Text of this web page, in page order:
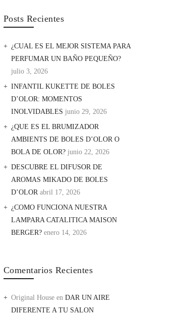
Posts Recientes
¿CUAL ES EL MEJOR SISTEMA PARA
PERFUMAR UN BAÑO PEQUEÑO?
julio 3, 2026
INFANTIL KUKETTE DE BOLES
D’OLOR: MOMENTOS
INOLVIDABLES junio 29, 2026
¿QUE ES EL BRUMIZADOR
AMBIENTS DE BOLES D’OLOR O
BOLA DE OLOR? junio 22, 2026
DESCUBRE EL DIFUSOR DE
AROMAS MIKADO DE BOLES
D’OLOR abril 17, 2026
¿COMO FUNCIONA NUESTRA
LAMPARA CATALITICA MAISON
BERGER? enero 14, 2026
Comentarios Recientes
Original Houseen DAR UN AIRE
DIFERENTE A TU SALON